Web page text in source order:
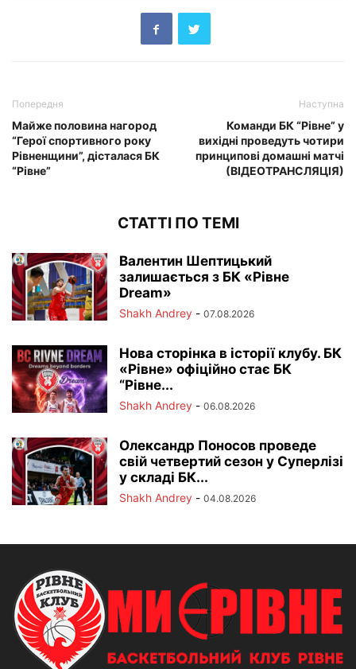
Попередня
Майже половина нагород
“Герої спортивного року
Рівненщини”, дісталася БК
“Рівне”
Наступна
Команди БК “Рівне” у
вихідні проведуть чотири
принципові домашні матчі
(ВІДЕОТРАНСЛЯЦІЯ)
СТАТТІ ПО ТЕМІ
Валентин Шептицький
залишається з БК «Рівне
Dream»
Shakh Andrey - 07.08.2026
Нова сторінка в історії клубу. БК
«Рівне» офіційно стає БК
“Рівне...
Shakh Andrey - 06.08.2026
Олександр Поносов проведе
свій четвертий сезон у Суперлізі
у складі БК...
Shakh Andrey - 04.08.2026